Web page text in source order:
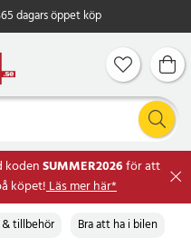
dagars öppet köp
kodenSUMMER2026för att
köpet!Läs mer här*
tillbehör Bra att ha i bilen